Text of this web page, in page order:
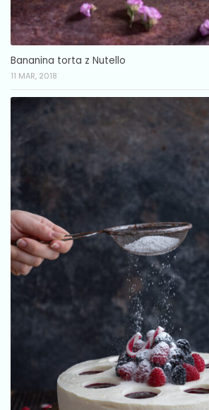
Bananina torta z Nutello
11 MAR, 2018